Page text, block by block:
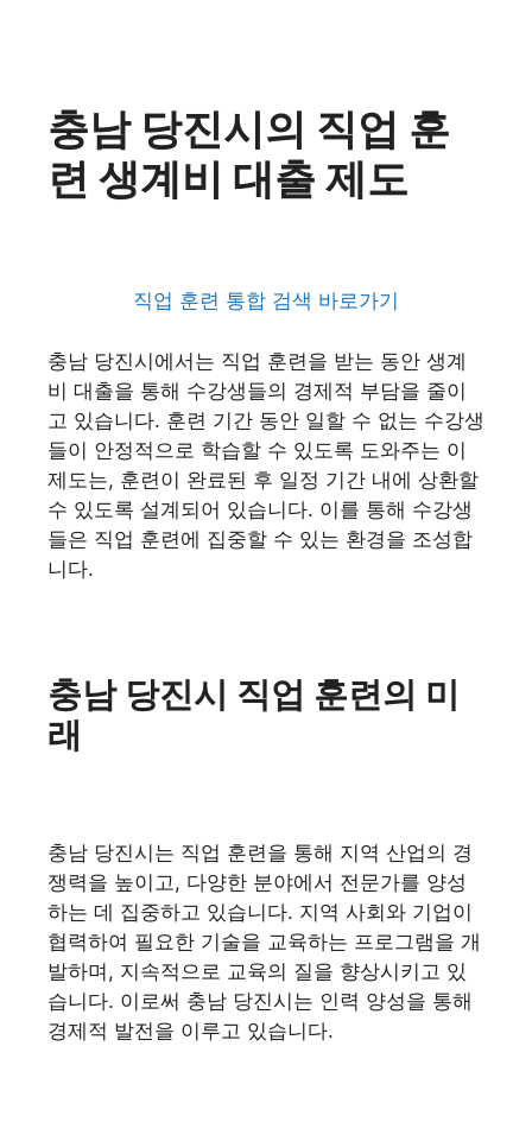
충남 당진시의 직업 훈
련 생계비 대출 제도
직업 훈련 통합 검색 바로가기
충남 당진시에서는 직업 훈련을 받는 동안 생계
비 대출을 통해 수강생들의 경제적 부담을 줄이
고 있습니다. 훈련 기간 동안 일할 수 없는 수강생
들이 안정적으로 학습할 수 있도록 도와주는 이
제도는, 훈련이 완료된 후 일정 기간 내에 상환할
수 있도록 설계되어 있습니다. 이를 통해 수강생
들은 직업 훈련에 집중할 수 있는 환경을 조성합
니다.
충남 당진시 직업 훈련의 미
래
충남 당진시는 직업 훈련을 통해 지역 산업의 경
쟁력을 높이고, 다양한 분야에서 전문가를 양성
하는 데 집중하고 있습니다. 지역 사회와 기업이
협력하여 필요한 기술을 교육하는 프로그램을 개
발하며, 지속적으로 교육의 질을 향상시키고 있
습니다. 이로써 충남 당진시는 인력 양성을 통해
경제적 발전을 이루고 있습니다.